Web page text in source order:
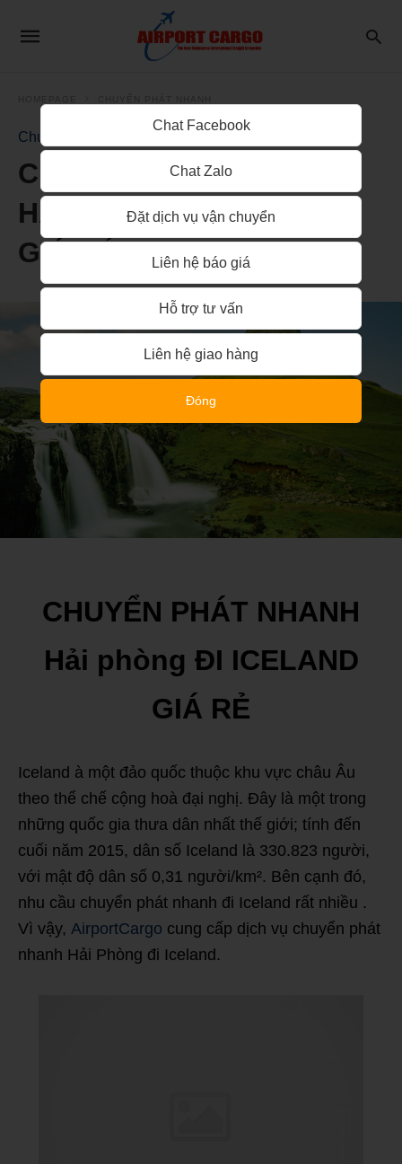
Chuyển Phát Nhanh
CHUYỂN PHÁT NHANH
HẢI PHÒNG ĐI ICELAND
GIÁ RẺ
CHUYỂN PHÁT NHANH
Hải phòng ĐI ICELAND
GIÁ RẺ
Iceland à một đảo quốc thuộc khu vực châu Âu
theo thể chế cộng hoà đại nghị. Đây là một trong
những quốc gia thưa dân nhất thế giới; tính đến
cuối năm 2015, dân số Iceland là 330.823 người,
với mật độ dân số 0,31 người/km². Bên cạnh đó,
nhu cầu chuyển phát nhanh đi Iceland rất nhiều .
Vì vậy, AirportCargo cung cấp dịch vụ chuyển phát
nhanh Hải Phòng đi Iceland.
Chat Facebook
Chat Zalo
Đặt dịch vụ vận chuyển
Liên hệ báo giá
Hỗ trợ tư vấn
Liên hệ giao hàng
Đóng